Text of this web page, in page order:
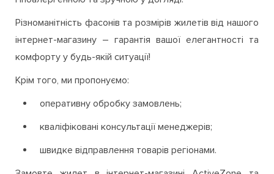
Різноманітність фасонів та розмірів жилетів від нашого
інтернет-магазину – гарантія вашої елегантності та
комфорту у будь-якій ситуації!
Крім того, ми пропонуємо:
оперативну обробку замовлень;
кваліфіковані консультації менеджерів;
швидке відправлення товарів регіонами.
Замовте жилет в інтернет-магазині ActiveZone та